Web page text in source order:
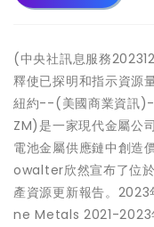
(中央社訊息服務
釋使已探明和指示資源
紐約--(美國商業資訊
ZM)是一家現代金屬公
電池金屬供應鏈中創
owalter欣然宣布了位
產資源更新報告。2023
ne Metals 2021-2023